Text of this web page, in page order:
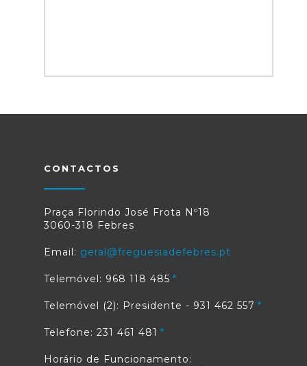
CONTACTOS
Praça Florindo José Frota Nº18
3060-318 Febres
Email: geral@freguesiadefebres.pt
Telemóvel: 968 118 485
Telemóvel (2): Presidente - 931 462 557
Telefone: 231 461 481
Horário de Funcionamento: